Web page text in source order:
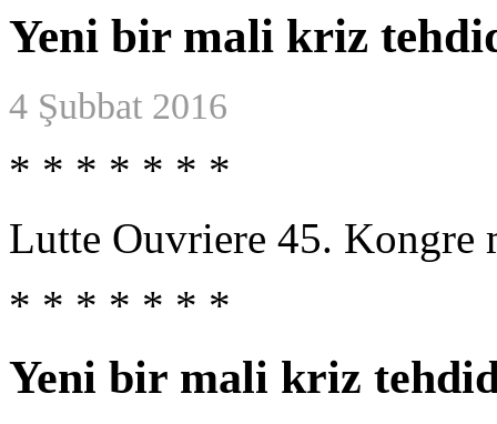
Yeni bir mali kriz
4 Şubbat 2016
* * * * * * *
Lutte Ouvriere 45. Kongre
* * * * * * *
Yeni bir mali kriz